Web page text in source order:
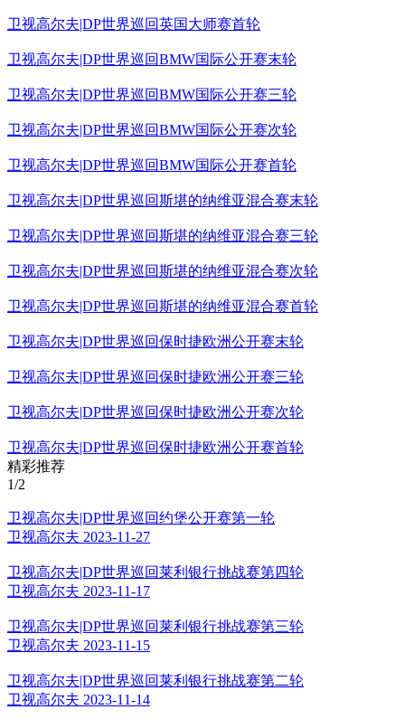
卫视高尔夫|DP世界巡回英国大师赛首轮
卫视高尔夫|DP世界巡回BMW国际公开赛末轮
卫视高尔夫|DP世界巡回BMW国际公开赛三轮
卫视高尔夫|DP世界巡回BMW国际公开赛次轮
卫视高尔夫|DP世界巡回BMW国际公开赛首轮
卫视高尔夫|DP世界巡回斯堪的纳维亚混合赛末轮
卫视高尔夫|DP世界巡回斯堪的纳维亚混合赛三轮
卫视高尔夫|DP世界巡回斯堪的纳维亚混合赛次轮
卫视高尔夫|DP世界巡回斯堪的纳维亚混合赛首轮
卫视高尔夫|DP世界巡回保时捷欧洲公开赛末轮
卫视高尔夫|DP世界巡回保时捷欧洲公开赛三轮
卫视高尔夫|DP世界巡回保时捷欧洲公开赛次轮
卫视高尔夫|DP世界巡回保时捷欧洲公开赛首轮
精彩推荐
1/2
卫视高尔夫|DP世界巡回约堡公开赛第一轮
卫视高尔夫 2023-11-27
卫视高尔夫|DP世界巡回莱利银行挑战赛第四轮
卫视高尔夫 2023-11-17
卫视高尔夫|DP世界巡回莱利银行挑战赛第三轮
卫视高尔夫 2023-11-15
卫视高尔夫|DP世界巡回莱利银行挑战赛第二轮
卫视高尔夫 2023-11-14